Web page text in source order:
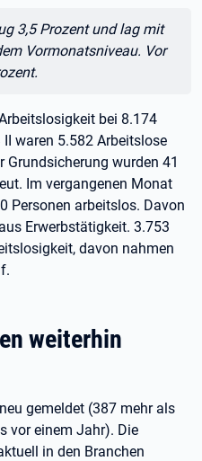
3,5 Prozent und lag mit
Vormonatsniveau. Vor
bei 8.174
II waren 5.582 Arbeitslose
Grundsicherung wurden 41
Im vergangenen Monat
Personen arbeitslos. Davon
Erwerbstätigkeit. 3.753
davon nahmen
weiterhin
gemeldet (387 mehr als
vor einem Jahr). Die
in den Branchen